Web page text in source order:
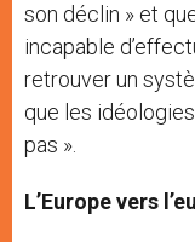
son déclin » et
incapable
retrouver un
que les
pas ».
L’Europe vers